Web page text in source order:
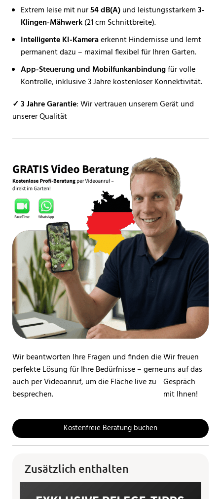
Extrem leise mit nur54 dB(A)und leistungsstarkem3-
Klingen-Mähwerk(21 cm Schnittbreite).
Intelligente KI-Kameraerkennt Hindernisse und lernt
permanent dazu – maximal flexibel für Ihren Garten.
App-Steuerung und Mobilfunkanbindungfür volle
Kontrolle, inklusive 3 Jahre kostenloser Konnektivität.
✓ 3 Jahre Garantie: Wir vertrauen unserem Gerät und
unserer Qualität
Wir beantworten Ihre Fragen und finden die
perfekte Lösung für Ihre Bedürfnisse – gerne
auch per Videoanruf, um die Fläche live zu
besprechen.
Wir freuen
uns auf das
Gespräch
mit Ihnen!
Kostenfreie Beratung buchen
Zusätzlich enthalten